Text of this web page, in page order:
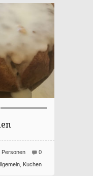
0
Personen
, Kuchen